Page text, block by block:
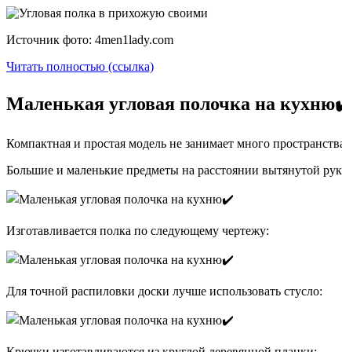
Источник фото: 4men1lady.com
Читать полностью (ссылка)
Маленькая угловая полочка на
Компактная и простая модель не занимает много
Большие и маленькие предметы на расстоянии вытянутой
Изготавливается полка по следующему чертежу:
Для точной распиловки доски лучше использовать стусло: